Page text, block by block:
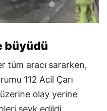
büyüdü
tüm aracı sararken,
112 Acil Çarı
olay yerine
sevk edildi.